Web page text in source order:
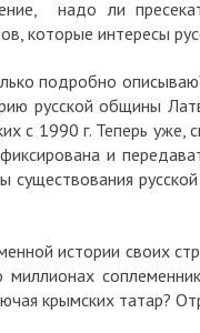
надо ли
которые интересы
подробно
русской общины
с 1990 г. Теперь уже,
и
существования
истории своих
миллионах
крымских татар?